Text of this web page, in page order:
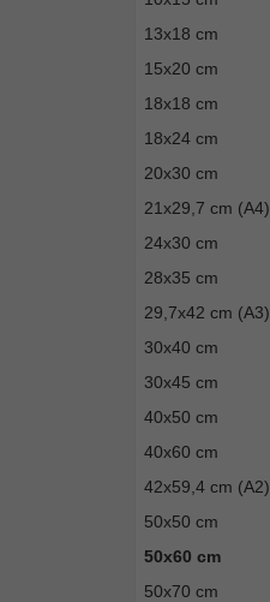
13x18 cm
15x20 cm
18x18 cm
18x24 cm
20x30 cm
21x29,7 cm (A4)
24x30 cm
28x35 cm
29,7x42 cm (A3)
30x40 cm
30x45 cm
40x50 cm
40x60 cm
42x59,4 cm (A2)
50x50 cm
50x60 cm
50x70 cm